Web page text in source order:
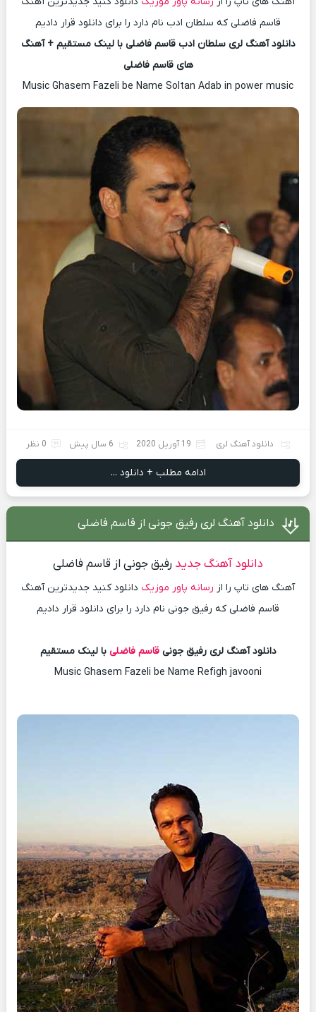
قاسم فاضلی که سلطان ادب نام دارد را برای دانلود قرار دادیم
دانلود آهنگ لری سلطان ادب قاسم فاضلی با لینک مستقیم + آهنگ
های قاسم فاضلی
Music Ghasem Fazeli be Name Soltan Adab in power music
دانلود آهنگ لری 19 آوریل 2020 6 سال پیش 0 نظر
ادامه مطلب + دانلود ...
دانلود آهنگ لری رفیق جونی از قاسم فاضلی
دانلود آهنگ جدید رفیق جونی از قاسم فاضلی
آهنگ های تاپ را از رسانه پاور موزیک دانلود کنید جدیدترین آهنگ
قاسم فاضلی که رفیق جونی نام دارد را برای دانلود قرار دادیم
دانلود آهنگ لری رفیق جونیقاسم فاضلی با لینک مستقیم
Music Ghasem Fazeli be Name Refigh javooni